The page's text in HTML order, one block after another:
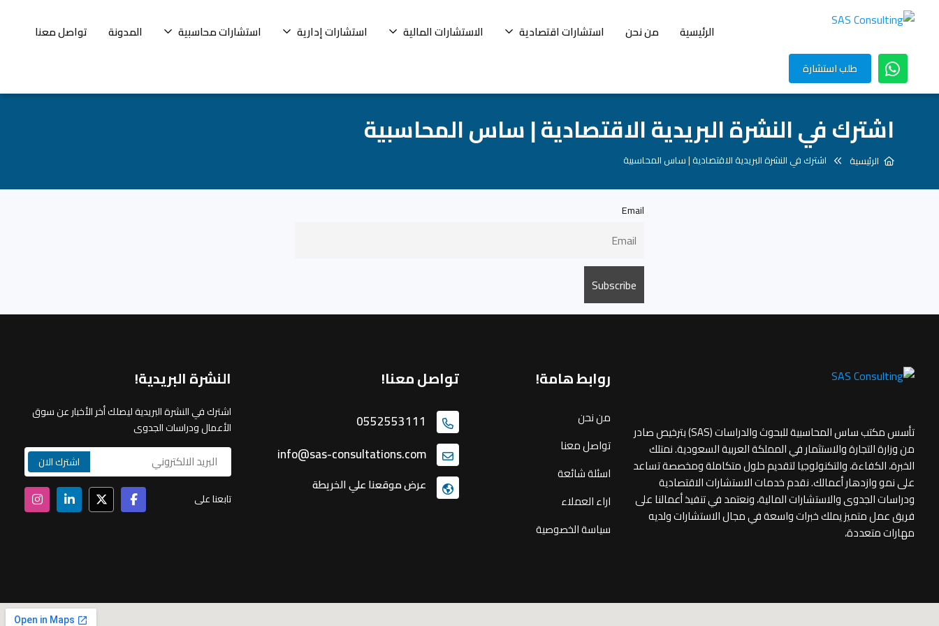
الرئيسية من نحن استشارات اقتصادية الاستشارات المالية استشارات إدارية استشارات محاسبية المدونة تواصل معنا
طلب استشارة
اشترك في النشرة البريدية الاقتصادية | ساس المحاسبية
الرئيسية اشترك في النشرة البريدية الاقتصادية | ساس المحاسبية
Email
تأسس مكتب ساس المحاسبية للبحوث والدراسات (SAS) بترخيص صادر
من وزارة التجارة والاستثمار في المملكة العربية السعودية. نمتلك
الخبرة، الكفاءة، والتكنولوجيا لتقديم حلول متكاملة ومخصصة تساعد
على نمو وازدهار أعمالك. نقدم خدمات الاستشارات الاقتصادية
ودراسات الجدوى والاستشارات المالية، ونعتمد في تنفيذ أعمالنا على
فريق عمل متميز يملك خبرات واسعة في مجال الاستشارات ولديه
مهارات متعددة،
روابط هامة!
من نحن
تواصل معنا
اسئلة شائعة
اراء العملاء
سياسة الخصوصية
تواصل معنا!
0552553111
info@sas-consultations.com
عرض موقعنا علي الخريطة
النشرة البريدية!
اشترك في النشرة البريدية ليصلك أخر الأخبار عن سوق
الأعمال ودراسات الجدوى
تابعنا على